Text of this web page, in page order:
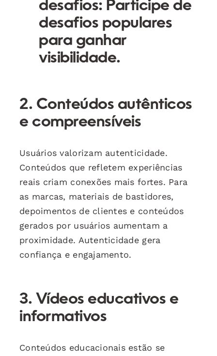
desafios: Participe de
desafios populares
para ganhar
visibilidade.
2. Conteúdos autênticos
e compreensíveis
Usuários valorizam autenticidade.
Conteúdos que refletem experiências
reais criam conexões mais fortes. Para
as marcas, materiais de bastidores,
depoimentos de clientes e conteúdos
gerados por usuários aumentam a
proximidade. Autenticidade gera
confiança e engajamento.
3. Vídeos educativos e
informativos
Conteúdos educacionais estão se